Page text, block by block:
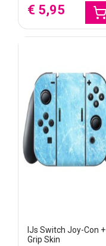
€ 5,95
IJs Switch Joy-Con +
Grip Skin